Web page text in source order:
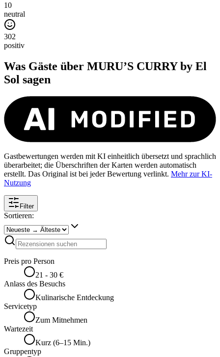
10
neutral
302
positiv
Was Gäste über MURU’S CURRY by El
Sol sagen
Gastbewertungen werden mit KI einheitlich übersetzt und sprachlich
überarbeitet; die Überschriften der Karten werden automatisch
erstellt. Das Original ist bei jeder Bewertung verlinkt. Mehr zur KI-
Nutzung
Filter
Sortieren:
Preis pro Person
21 - 30 €
Anlass des Besuchs
Kulinarische Entdeckung
Servicetyp
Zum Mitnehmen
Wartezeit
Kurz (6–15 Min.)
Gruppentyp